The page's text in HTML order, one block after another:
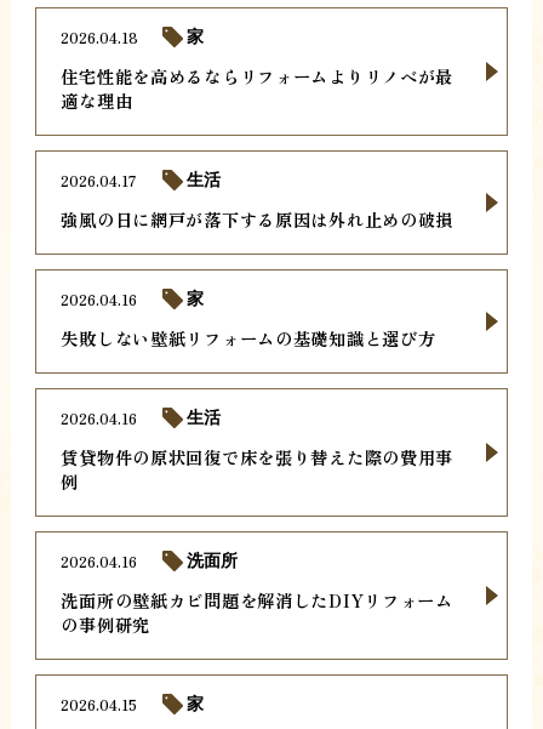
住宅性能を高めるならリフォームよりリノベが最
適な理由
2026.04.18 家
強風の日に網戸が落下する原因は外れ止めの破損
2026.04.17 生活
失敗しない壁紙リフォームの基礎知識と選び方
2026.04.16 家
賃貸物件の原状回復で床を張り替えた際の費用事
例
2026.04.16 生活
洗面所の壁紙カビ問題を解消したDIYリフォーム
の事例研究
2026.04.16 洗面所
2026.04.15 家